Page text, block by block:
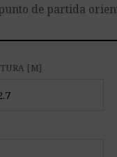
de partida
[M]